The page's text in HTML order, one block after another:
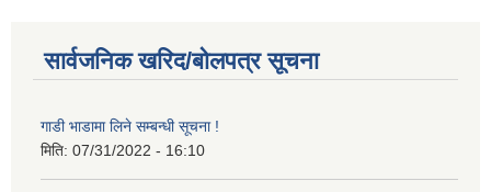
सार्वजनिक खरिद/बोलपत्र सूचना
गाडी भाडामा लिने सम्बन्धी सूचना !
मिति: 07/31/2022 - 16:10